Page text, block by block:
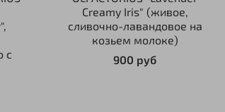
с
Creamy Iris" (живое,
сливочно-лавандовое на
козьем молоке)
900 руб